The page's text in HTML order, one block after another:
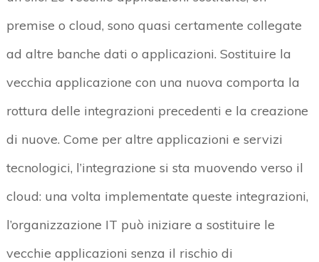
premise o cloud, sono quasi certamente collegate
ad altre banche dati o applicazioni. Sostituire la
vecchia applicazione con una nuova comporta la
rottura delle integrazioni precedenti e la creazione
di nuove. Come per altre applicazioni e servizi
tecnologici, l’integrazione si sta muovendo verso il
cloud: una volta implementate queste integrazioni,
l’organizzazione IT può iniziare a sostituire le
vecchie applicazioni senza il rischio di